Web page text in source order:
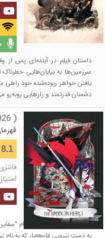
داستان فیلم در آینده‌ای پس از
سرزمین‌ها به بیابان‌هایی خطرناک
یافتن خواهر ربوده‌شده خود راهی
دشمنان قدرتمند و رازهایی
)
8.1
فانتزی
انیمه ماجرای پرنسسی به نام
به دست نیرویی فاجعه‌بار که به